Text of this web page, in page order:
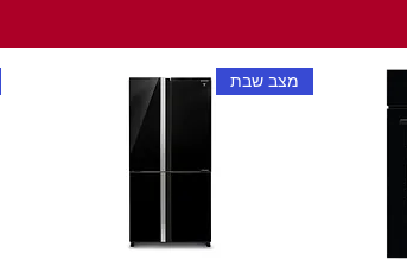
מצב שבת